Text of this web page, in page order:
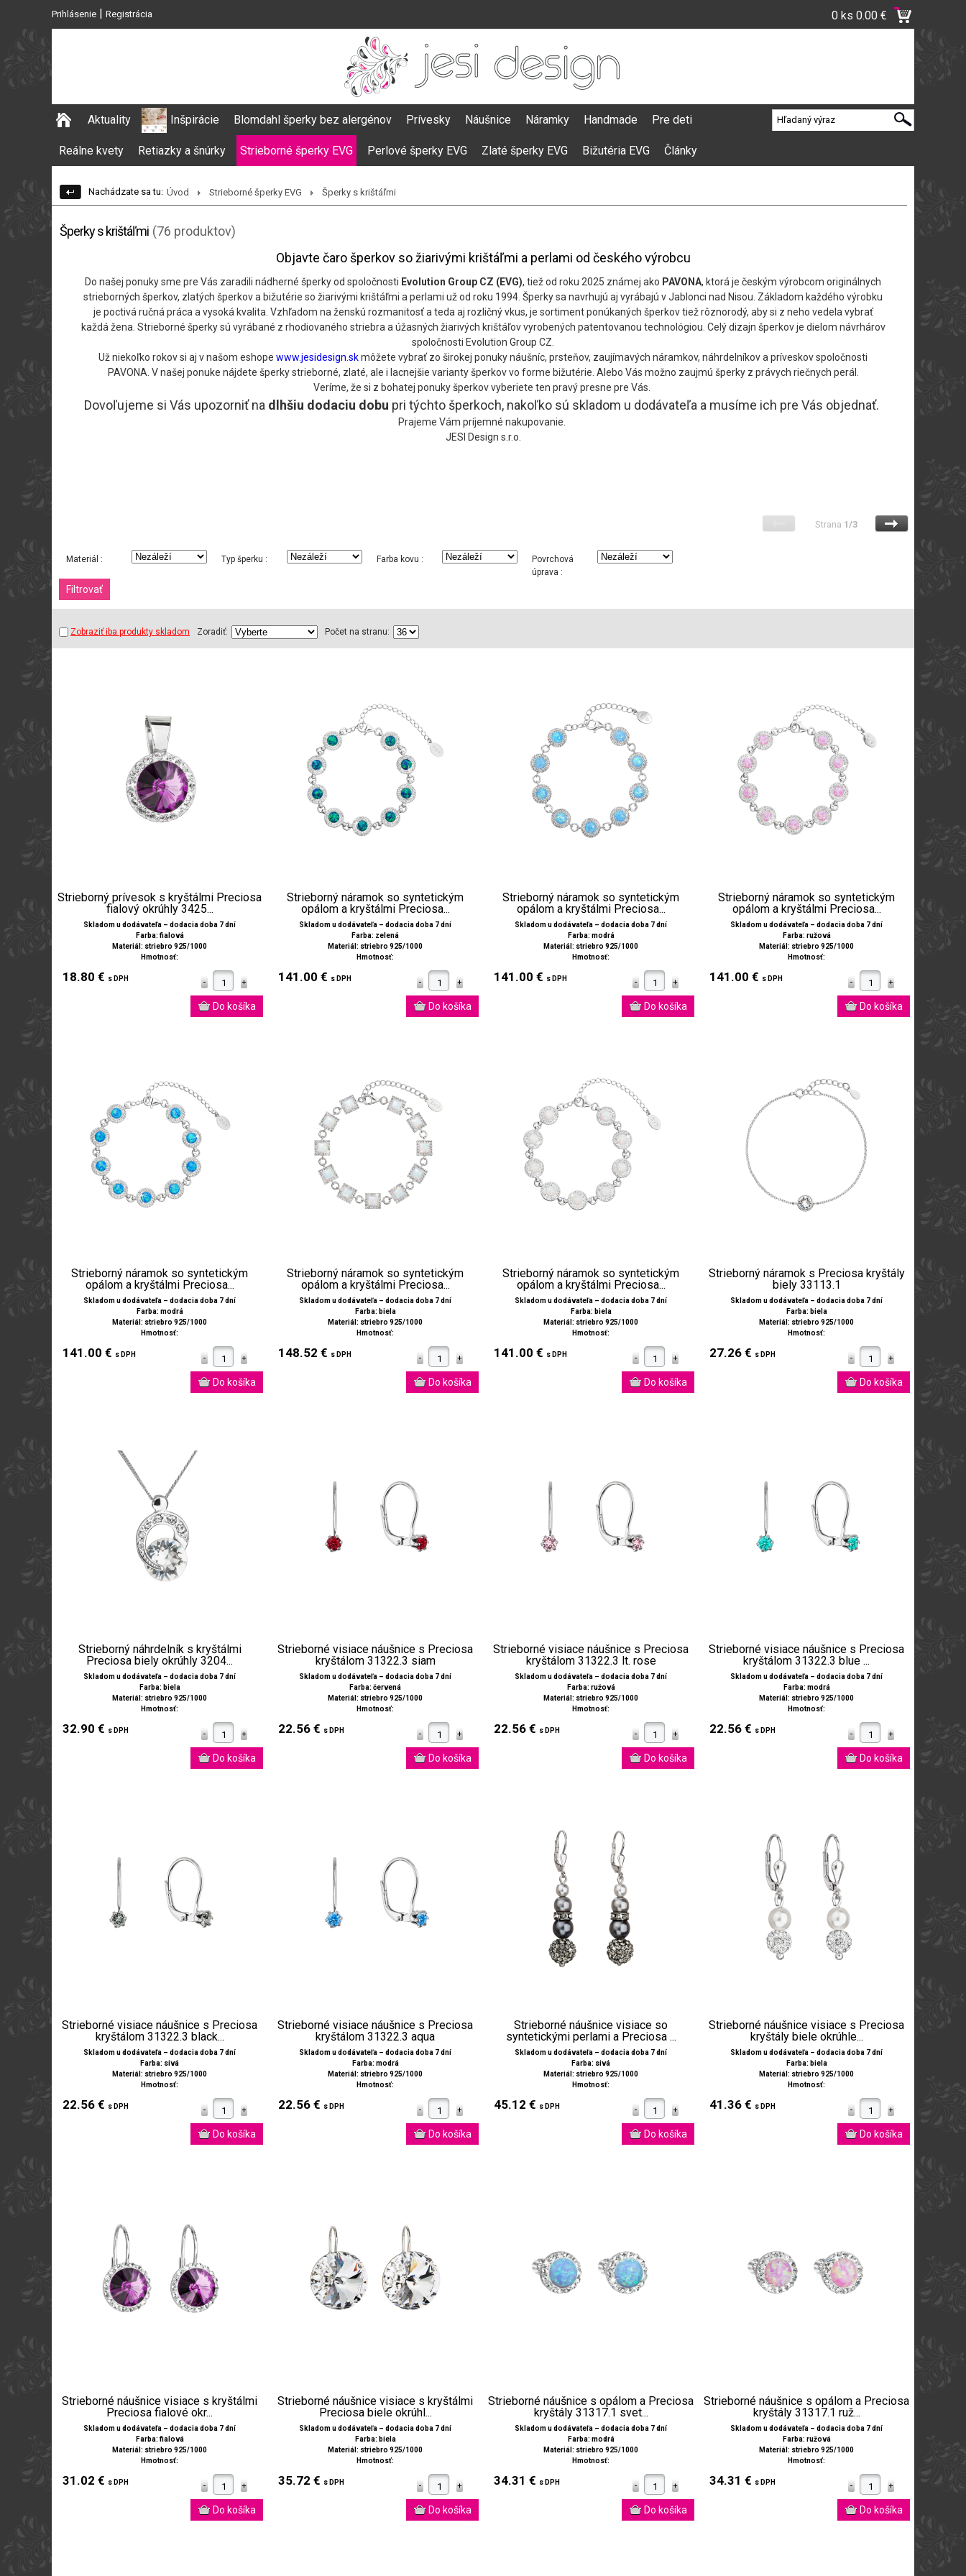
Prihlásenie | Registrácia 0 ks 0.00 €
Aktuality Inšpirácie Blomdahl šperky bez alergénov Prívesky Náušnice Náramky Handmade Pre deti
Reálne kvety Retiazky a šnúrky Strieborné šperky EVG Perlové šperky EVG Zlaté šperky EVG Bižutéria EVG Články
Nachádzate sa tu: Úvod Strieborné šperky EVG Šperky s krištáľmi
Šperky s krištáľmi (76 produktov)
Objavte čaro šperkov so žiarivými krištáľmi a perlami od českého výrobcu
Do našej ponuky sme pre Vás zaradili nádherné šperky od spoločnosti Evolution Group CZ (EVG), tiež od roku 2025 známej ako PAVONA, ktorá je českým výrobcom originálnych
strieborných šperkov, zlatých šperkov a bižutérie so žiarivými krištáľmi a perlami už od roku 1994. Šperky sa navrhujú aj vyrábajú v Jablonci nad Nisou. Základom každého výrobku
je poctivá ručná práca a vysoká kvalita. Vzhľadom na ženskú rozmanitosť a teda aj rozličný vkus, je sortiment ponúkaných šperkov tiež rôznorodý, aby si z neho vedela vybrať
každá žena. Strieborné šperky sú vyrábané z rhodiovaného striebra a úžasných žiarivých krištáľov vyrobených patentovanou technológiou. Celý dizajn šperkov je dielom návrhárov
spoločnosti Evolution Group CZ.
Už niekoľko rokov si aj v našom eshope www.jesidesign.skmôžete vybrať zo širokej ponuky náušníc, prsteňov, zaujímavých náramkov, náhrdelníkov a príveskov spoločnosti
PAVONA. V našej ponuke nájdete šperky strieborné, zlaté, ale i lacnejšie varianty šperkov vo forme bižutérie. Alebo Vás možno zaujmú šperky z právych riečnych perál.
Veríme, že si z bohatej ponuky šperkov vyberiete ten pravý presne pre Vás.
Dovoľujeme si Vás upozorniť na dlhšiu dodaciu dobu pri týchto šperkoch, nakoľko sú skladom u dodávateľa a musíme ich pre Vás objednať.
Prajeme Vám príjemné nakupovanie.
JESI Design s.r.o.
Strana 1/3
Materiál : Typ šperku : Farba kovu :
Povrchová
úprava :
Zobraziť iba produkty skladom Zoradiť: Počet na stranu:
Strieborný prívesok s kryštálmi Preciosa
fialový okrúhly 3425...
Skladom u dodávateľa – dodacia doba 7 dní
Farba: fialová
Materiál: striebro 925/1000
Hmotnosť:
18.80 € s DPH
Strieborný náramok so syntetickým
opálom a kryštálmi Preciosa...
Skladom u dodávateľa – dodacia doba 7 dní
Farba: zelená
Materiál: striebro 925/1000
Hmotnosť:
141.00 € s DPH
Strieborný náramok so syntetickým
opálom a kryštálmi Preciosa...
Skladom u dodávateľa – dodacia doba 7 dní
Farba: modrá
Materiál: striebro 925/1000
Hmotnosť:
141.00 € s DPH
Strieborný náramok so syntetickým
opálom a kryštálmi Preciosa...
Skladom u dodávateľa – dodacia doba 7 dní
Farba: ružová
Materiál: striebro 925/1000
Hmotnosť:
141.00 € s DPH
Strieborný náramok so syntetickým
opálom a kryštálmi Preciosa...
Skladom u dodávateľa – dodacia doba 7 dní
Farba: modrá
Materiál: striebro 925/1000
Hmotnosť:
141.00 € s DPH
Strieborný náramok so syntetickým
opálom a kryštálmi Preciosa...
Skladom u dodávateľa – dodacia doba 7 dní
Farba: biela
Materiál: striebro 925/1000
Hmotnosť:
148.52 € s DPH
Strieborný náramok so syntetickým
opálom a kryštálmi Preciosa...
Skladom u dodávateľa – dodacia doba 7 dní
Farba: biela
Materiál: striebro 925/1000
Hmotnosť:
141.00 € s DPH
Strieborný náramok s Preciosa kryštály
biely 33113.1
Skladom u dodávateľa – dodacia doba 7 dní
Farba: biela
Materiál: striebro 925/1000
Hmotnosť:
27.26 € s DPH
Strieborný náhrdelník s kryštálmi
Preciosa biely okrúhly 3204...
Skladom u dodávateľa – dodacia doba 7 dní
Farba: biela
Materiál: striebro 925/1000
Hmotnosť:
32.90 € s DPH
Strieborné visiace náušnice s Preciosa
kryštálom 31322.3 siam
Skladom u dodávateľa – dodacia doba 7 dní
Farba: červená
Materiál: striebro 925/1000
Hmotnosť:
22.56 € s DPH
Strieborné visiace náušnice s Preciosa
kryštálom 31322.3 lt. rose
Skladom u dodávateľa – dodacia doba 7 dní
Farba: ružová
Materiál: striebro 925/1000
Hmotnosť:
22.56 € s DPH
Strieborné visiace náušnice s Preciosa
kryštálom 31322.3 blue ...
Skladom u dodávateľa – dodacia doba 7 dní
Farba: modrá
Materiál: striebro 925/1000
Hmotnosť:
22.56 € s DPH
Strieborné visiace náušnice s Preciosa
kryštálom 31322.3 black...
Skladom u dodávateľa – dodacia doba 7 dní
Farba: sivá
Materiál: striebro 925/1000
Hmotnosť:
22.56 € s DPH
Strieborné visiace náušnice s Preciosa
kryštálom 31322.3 aqua
Skladom u dodávateľa – dodacia doba 7 dní
Farba: modrá
Materiál: striebro 925/1000
Hmotnosť:
22.56 € s DPH
Strieborné náušnice visiace so
syntetickými perlami a Preciosa ...
Skladom u dodávateľa – dodacia doba 7 dní
Farba: sivá
Materiál: striebro 925/1000
Hmotnosť:
45.12 € s DPH
Strieborné náušnice visiace s Preciosa
kryštály biele okrúhle...
Skladom u dodávateľa – dodacia doba 7 dní
Farba: biela
Materiál: striebro 925/1000
Hmotnosť:
41.36 € s DPH
Strieborné náušnice visiace s kryštálmi
Preciosa fialové okr...
Skladom u dodávateľa – dodacia doba 7 dní
Farba: fialová
Materiál: striebro 925/1000
Hmotnosť:
31.02 € s DPH
Strieborné náušnice visiace s kryštálmi
Preciosa biele okrúhl...
Skladom u dodávateľa – dodacia doba 7 dní
Farba: biela
Materiál: striebro 925/1000
Hmotnosť:
35.72 € s DPH
Strieborné náušnice s opálom a Preciosa
kryštály 31317.1 svet...
Skladom u dodávateľa – dodacia doba 7 dní
Farba: modrá
Materiál: striebro 925/1000
Hmotnosť:
34.31 € s DPH
Strieborné náušnice s opálom a Preciosa
kryštály 31317.1 ruž...
Skladom u dodávateľa – dodacia doba 7 dní
Farba: ružová
Materiál: striebro 925/1000
Hmotnosť:
34.31 € s DPH